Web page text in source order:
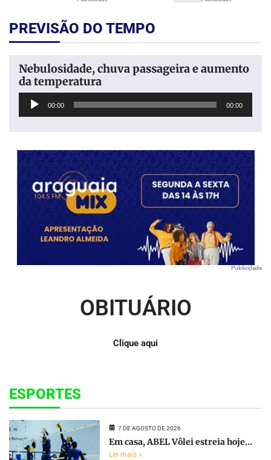
PREVISÃO DO TEMPO
Nebulosidade, chuva passageira e aumento
da temperatura
Tocador
00:00 00:00
Publicidade
OBITUÁRIO
Clique aqui
ESPORTES
7 DE AGOSTO DE 2026
Em casa, ABEL Vôlei estreia hoje...
Ler mais »